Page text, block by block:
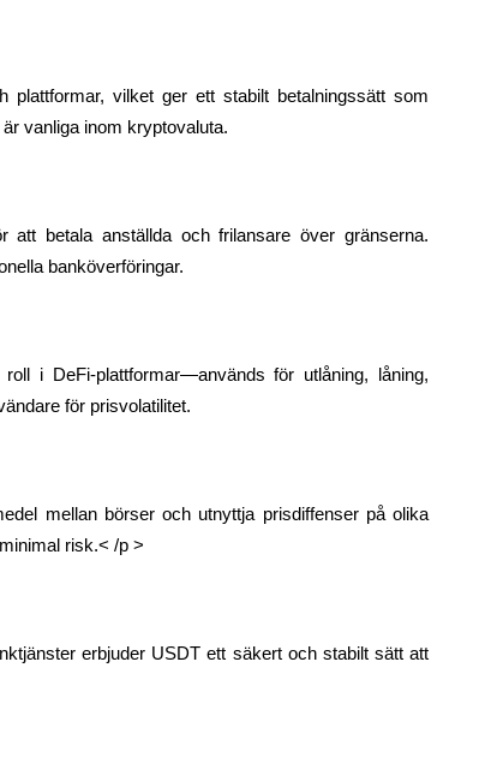
plattformar, vilket ger ett stabilt betalningssätt som
vanliga inom kryptovaluta.
att betala anställda och frilansare över gränserna.
banköverföringar.
i DeFi-plattformar—används för utlåning, låning,
för prisvolatilitet.
mellan börser och utnyttja prisdiffenser på olika
risk.< /p >
erbjuder USDT ett säkert och stabilt sätt att